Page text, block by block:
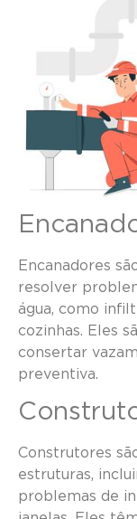
Encanadores
resolver
água, como
cozinhas. Eles
consertar
preventiva.
Construtores
estruturas,
problemas de